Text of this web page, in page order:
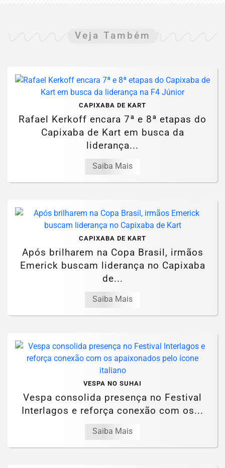
Veja Também
CAPIXABA DE KART
Rafael Kerkoff encara 7ª e 8ª etapas do
Capixaba de Kart em busca da
liderança...
Saiba Mais
CAPIXABA DE KART
Após brilharem na Copa Brasil, irmãos
Emerick buscam liderança no Capixaba
de...
Saiba Mais
VESPA NO SUHAI
Vespa consolida presença no Festival
Interlagos e reforça conexão com os...
Saiba Mais